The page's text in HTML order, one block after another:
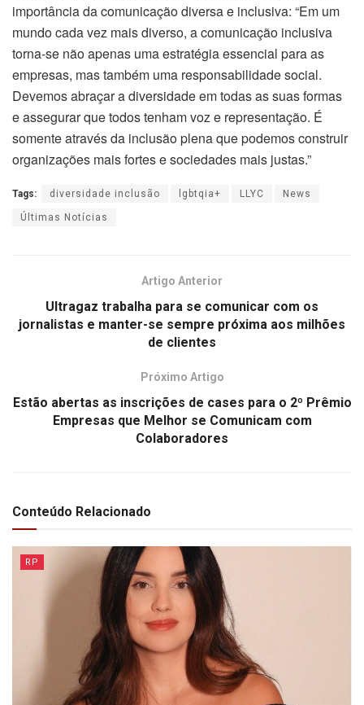
importância da comunicação diversa e inclusiva: “Em um
mundo cada vez mais diverso, a comunicação inclusiva
torna-se não apenas uma estratégia essencial para as
empresas, mas também uma responsabilidade social.
Devemos abraçar a diversidade em todas as suas formas
e assegurar que todos tenham voz e representação. É
somente através da inclusão plena que podemos construir
organizações mais fortes e sociedades mais justas.”
Tags: diversidade inclusão lgbtqia+ LLYC News
Últimas Notícias
Artigo Anterior
Ultragaz trabalha para se comunicar com os
jornalistas e manter-se sempre próxima aos milhões
de clientes
Próximo Artigo
Estão abertas as inscrições de cases para o 2º Prêmio
Empresas que Melhor se Comunicam com
Colaboradores
Conteúdo Relacionado
RP